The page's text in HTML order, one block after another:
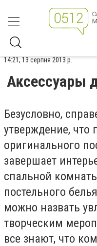
14:21, 13 серпня 2013 р.
Аксессуары
Безусловно,
утверждение, что
оригинального
завершает
спальной
постельного
можно назвать
творческим
все знают, что